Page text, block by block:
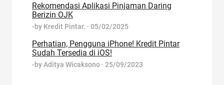
Rekomendasi Aplikasi Pinjaman Daring
Berizin OJK
-by Kredit Pintar. · 05/02/2025
Perhatian, Pengguna iPhone! Kredit Pintar
Sudah Tersedia di iOS!
-byAditya Wicaksono · 25/09/2023